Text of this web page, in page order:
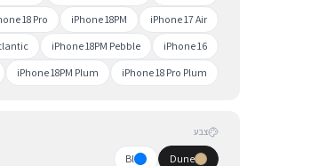
iPhone 17 Air
iPhone 18PM
18 Pro
iPhone 16
iPhone 18PM Pebble
iPhone 18 Pro Plum
iPhone 18PM Plum
צבע
Dune
Bl